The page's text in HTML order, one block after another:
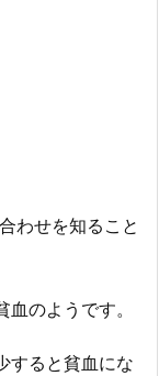
わせを知ること
のようです。
すると貧血にな